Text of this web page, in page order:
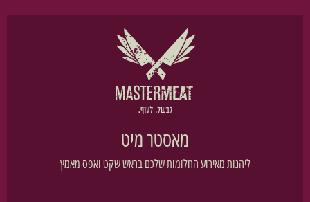
מאסטר מיט
ליהנות מאירוע החלומות שלכם בראש שקט ואפס מאמץ